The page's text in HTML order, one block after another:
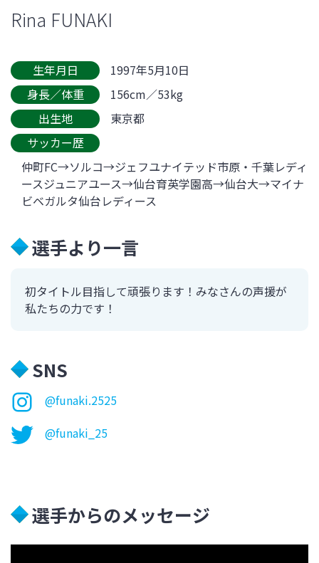
Rina FUNAKI
生年月日
1997年5月10日
身長／体重
156cm／53kg
出生地
東京都
サッカー歴
仲町FC→ソルコ→ジェフユナイテッド市原・千葉レディ
ースジュニアユース→仙台育英学園高→仙台大→マイナ
ビベガルタ仙台レディース
選手より一言
初タイトル目指して頑張ります！みなさんの声援が
私たちの力です！
SNS
@funaki.2525
@funaki_25
選手からのメッセージ